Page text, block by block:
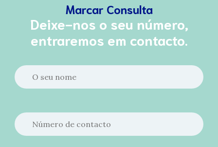
Marcar Consulta
Deixe-nos o seu número,
entraremos em contacto.